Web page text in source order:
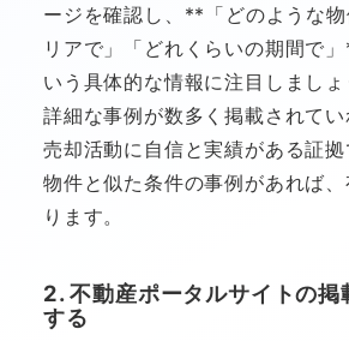
ージを確認し、**「どのような
リアで」「どれくらいの期間で
いう具体的な情報に注目しまし
詳細な事例が数多く掲載されて
売却活動に自信と実績がある証
物件と似た条件の事例があれば
ります。
2. 不動産ポータルサイトの掲
する